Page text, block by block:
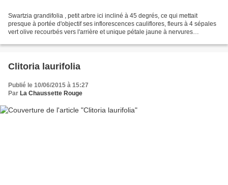
Swartzia grandifolia , petit arbre ici incliné à 45 degrés, ce qui mettait
presque à portée d'objectif ses inflorescences cauliflores, fleurs à 4 sépales
vert olive recourbés vers l'arrière et unique pétale jaune à nervures
Clitoria laurifolia
Publié le 10/06/2015 à 15:27
Par La Chaussette Rouge